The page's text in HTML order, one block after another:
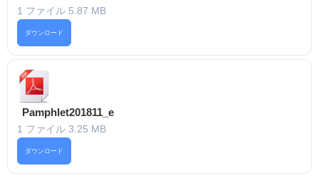
1 ファイル 5.87 MB
ダウンロード
Pamphlet201811_e
1 ファイル 3.25 MB
ダウンロード